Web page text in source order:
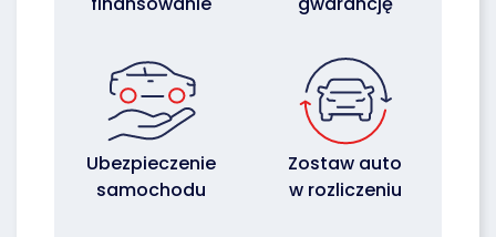
Ubezpieczenie
samochodu
Zostaw auto
w rozliczeniu